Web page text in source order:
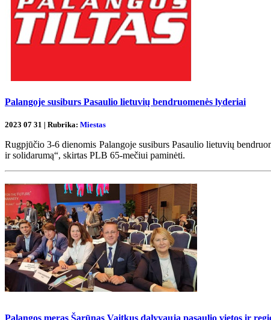
Palangoje susiburs Pasaulio lietuvių bendruomenės lyderiai
2023 07 31 | Rubrika: Miestas
Rugpjūčio 3-6 dienomis Palangoje susiburs Pasaulio lietuvių
ir solidarumą“, skirtas PLB 65-mečiui paminėti.